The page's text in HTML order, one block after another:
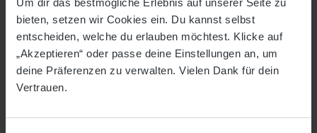
Um dir das bestmögliche Erlebnis auf unserer Seite zu
bieten, setzen wir Cookies ein. Du kannst selbst
entscheiden, welche du erlauben möchtest. Klicke auf
„Akzeptieren“ oder passe deine Einstellungen an, um
deine Präferenzen zu verwalten. Vielen Dank für dein
Vertrauen.
600,52 €*